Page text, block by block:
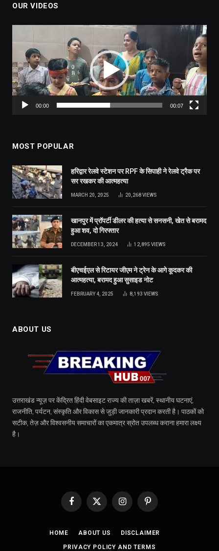
OUR VIDEOS
00:00 00:07
MOST POPULAR
हरिद्वार रेलवे स्टेशन पर RPF के सिपाही ने रेलवे ट्रैक पर
सर रखकर की आत्महत्या
MARCH 20, 2025 20,268VIEWS
खानपुर में प्रॉपर्टी डीलर की हत्या से सनसनी, खेत से बरामद
हुआ शव, दो गिरफ्तार
DECEMBER 13, 2024 12,895 VIEWS
बीएचईएल से रिटायर जीएम ने ट्रेन के आगे कूदकर की
आत्महत्या, बरामद हुआ सुसाइड नोट
FEBRUARY 4, 2025 8,193 VIEWS
ABOUT US
उत्तराखंड न्यूज़ पर केंद्रित हिंदी वेबसाइट राज्य की ताज़ा खबरें, स्थानीय घटनाएं,
राजनीति, पर्यटन, संस्कृति और विकास से जुड़ी जानकारी प्रदान करती है। पाठकों को
सटीक, तेज़ और विश्वसनीय समाचारों का एकमात्र स्रोत उपलब्ध कराना हमारा लक्ष्य
है।
Facebook
X
InstagramPinterest
HOME ABOUT US DISCLAIMER
PRIVACY POLICY AND TERMS